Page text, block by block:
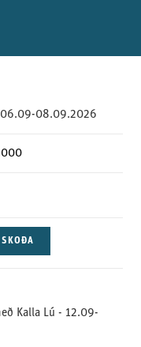
06.09-08.09.2026
SKOÐA
Kalla Lú - 12.09-